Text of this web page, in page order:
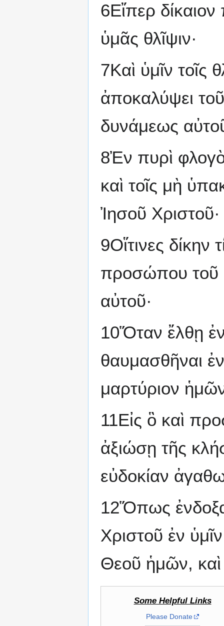
6Εἴπερ
ὑμᾶς θλῖψιν·
7Καὶ ὑμῖν τοῖς
ἀποκαλύψει
δυνάμεως
8Ἐν πυρὶ
καὶ τοῖς μὴ
Ἰησοῦ Χριστοῦ·
9Οἵτινες
προσώπου τοῦ
αὐτοῦ·
10Ὅταν ἔλθῃ
θαυμασθῆναι
μαρτύριον
11Εἰς ὃ καὶ
ἀξιώσῃ τῆς
εὐδοκίαν
12Ὅπως
Χριστοῦ ἐν
Θεοῦ ἡμῶν, καὶ
Some Helpful Links
Please Donate